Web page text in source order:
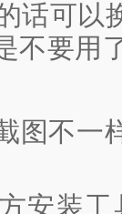
话可以
不要用
图不一
安装